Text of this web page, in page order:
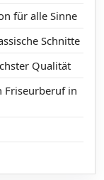
für alle Sinne
Schnitte
Qualität
Friseurberuf in